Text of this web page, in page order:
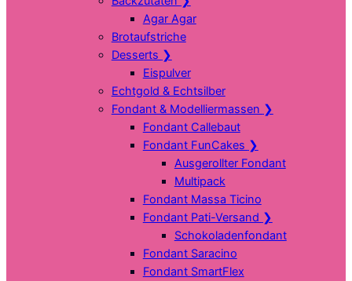
Agar Agar
Brotaufstriche
Desserts ❯
Eispulver
Echtgold & Echtsilber
Fondant & Modelliermassen ❯
Fondant Callebaut
Fondant FunCakes ❯
Ausgerollter Fondant
Multipack
Fondant Massa Ticino
Fondant Pati-Versand ❯
Schokoladenfondant
Fondant Saracino
Fondant SmartFlex